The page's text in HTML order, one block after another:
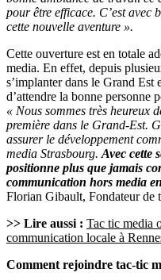
pour être efficace. C’est avec
cette nouvelle aventure ».
Cette ouverture est en totale
media. En effet, depuis
s’implanter dans le Grand
d’attendre la bonne personne
« Nous sommes très heureux
première dans le Grand-Est.
assurer le développement
media Strasbourg. Avec cette
positionne plus que jamais
communication hors media
Florian Gibault, Fondateur de
>> Lire aussi : Tac tic media
communication locale à
Comment rejoindre tac-tic